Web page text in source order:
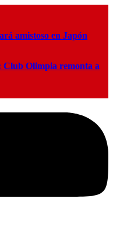
amistoso en Japón
Club Olimpia remonta a